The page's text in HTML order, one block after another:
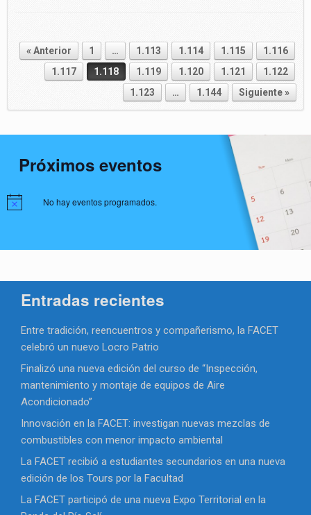
Navegador de artículos
« Anterior 1 … 1.113 1.114 1.115
1.116
1.117
1.118 1.119 1.120 1.121
1.122
1.123
… 1.144 Siguiente »
Próximos eventos
No hay eventos programados.
Entradas recientes
Entre tradición, reencuentros y compañerismo, la FACET
celebró un nuevo Locro Patrio
Finalizó una nueva edición del curso de “Inspección,
mantenimiento y montaje de equipos de Aire
Acondicionado”
Innovación en la FACET: investigan nuevas mezclas de
combustibles con menor impacto ambiental
La FACET recibió a estudiantes secundarios en una nueva
edición de los Tours por la Facultad
La FACET participó de una nueva Expo Territorial en la